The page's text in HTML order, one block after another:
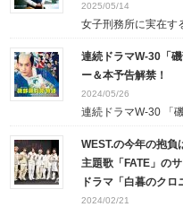
2025/05/14
女子刑務所に実在す
連続ドラマW-30「
ー＆本予告解禁！
2024/05/26
連続ドラマW-30 「
WEST.の今年の抱負
主題歌「FATE」の
ドラマ「白暮のク
2024/02/21